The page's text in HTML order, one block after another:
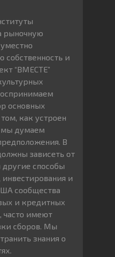
рыночную
собственность и
“ВМЕСТЕ”
основных
как устроен
мы думаем
В
зависеть от
другие способы
инвестирования и
сообщества
и кредитных
часто имеют
сборов. Мы
знания о